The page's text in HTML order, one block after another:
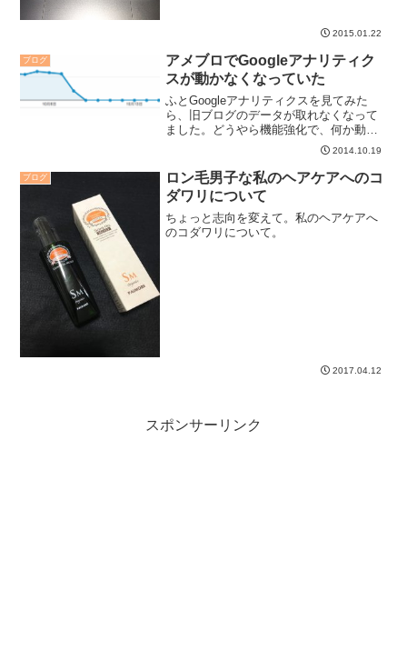
2015.01.22
ブログ
アメブロでGoogleアナリティク
スが動かなくなっていた
ふとGoogleアナリティクスを見てみた
ら、旧ブログのデータが取れなくなって
ました。どうやら機能強化で、何か動き
2014.10.19
ブログ
ロン毛男子な私のヘアケアへのコ
ダワリについて
ちょっと志向を変えて。私のヘアケアへ
のコダワリについて。
2017.04.12
スポンサーリンク